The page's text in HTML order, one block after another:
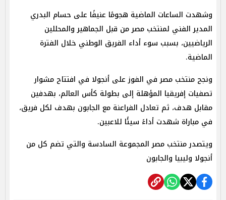
وشهدت الساعات الماضية هجومًا عنيفًا على حسام البدري
المدير الفني لمنتخب مصر من قبل الجماهير والمحللين
الرياضيين، بسبب سوء أداء الفريق الوطني خلال الفترة
الماضية.
ونجح منتخب مصر في الفوز على أنجولا في افتتاح مشوار
تصفيات إفريقيا المؤهلة إلى بطولة كأس العالم، بهدفين
مقابل هدف، ثم تعادل الفراعنة مع الجابون بهدف لكل فريق،
في مباراة شهدت أداءً سيئًا للاعبين.
ويتصدر منتخب مصر المجموعة السادسة والتي تضم كل من
أنجولا وليبيا والجابون